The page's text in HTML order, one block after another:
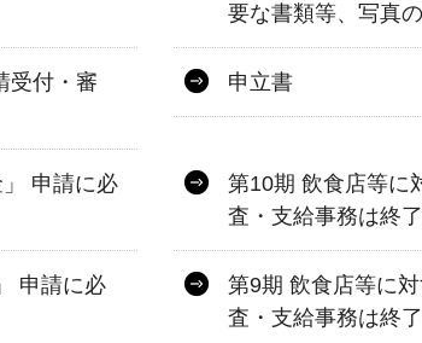
要な書類等、写真
受付・審
申立書
申請に必
第10期 飲食店等に
査・支給事務は終
申請に必
第9期 飲食店等に
査・支給事務は終